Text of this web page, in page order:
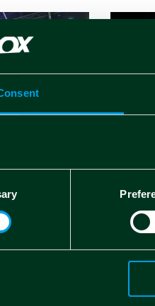
guida
25